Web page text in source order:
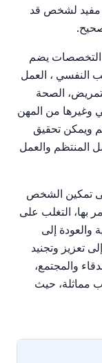
مفيد لشخص قد
التخصصات يضم
النفسي ، العمل
الصحة
وغيرها من المهن
ويمكن تحقيق
المنتظم والعمل
تمكين الشخص
بها، التغلب على
والعودة إلى
تعزيز وتجنيد
والمجتمع،
مماثلة، حيث